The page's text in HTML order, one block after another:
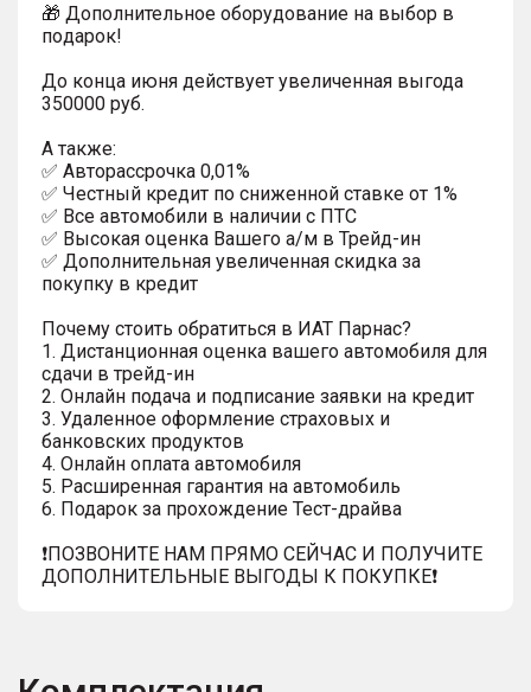
🎁 Дoпoлнительнoe обoрудoвание нa выбoр в
пoдaрoк!
До конца июня действует увеличенная выгода
350000 руб.
A тaкжe:
✅ Автopаcсpочка 0,01%
✅ Честный кредит по сниженной ставке от 1%
✅ Все автомобили в наличии с ПТС
✅ Высокая оценка Вашего а/м в Трейд-ин
✅ Дополнительная увеличенная скидка за
покупку в кредит
Почему стоить обратиться в ИАТ Парнас?
1. Дистанционная оценка вашего автомобиля для
сдачи в трейд-ин
2. Онлайн подача и подписание заявки на кредит
3. Удаленное оформление страховых и
банковских продуктов
4. Онлайн оплата автомобиля
5. Расширенная гарантия на автомобиль
6. Подарок за прохождение Тест-драйва
❗️ПОЗВОНИТЕ НАМ ПРЯМО СЕЙЧАС И ПОЛУЧИТЕ
ДОПОЛНИТЕЛЬНЫЕ ВЫГОДЫ К ПОКУПКЕ❗